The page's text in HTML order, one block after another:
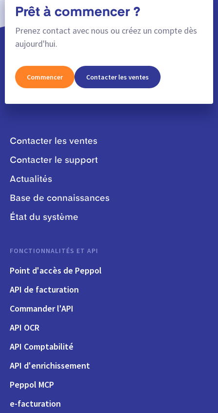
Prêt à commencer ?
Prenez contact avec nous ou créez un compte dès
aujourd'hui.
Commencer Contacter les ventes
Contacter les ventes
Contacter le support
Actualités
Base de connaissances
État du système
FONCTIONNALITÉS ET API
Point d'accès de Peppol
API de facturation
Commander l'API
API OCR
API Comptabilité
API d'enrichissement
Peppol MCP
e-facturation